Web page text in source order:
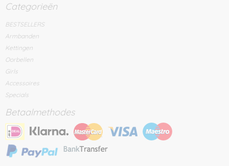
Categorieën
BESTSELLERS
Armbanden
Kettingen
Oorbellen
Girls
Accessoires
Specials
Betaalmethodes